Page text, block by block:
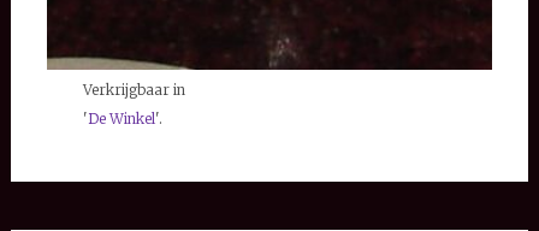
Verkrijgbaar in
'De Winkel '.